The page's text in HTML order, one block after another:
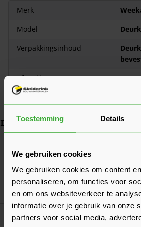
Toestemming Details
We gebruiken cookies
We gebruiken cookies om content
personaliseren, om functies voor
en om ons websiteverkeer te
informatie over je gebruik van onze
partners voor social media,
Merk
Model
Verpakkingsinhoud
Afwerking
Toepassing
Dit vind je misschien ook handig
Weekamp
Verkrijgbaar in 3 varianten
21,60
Weekamp